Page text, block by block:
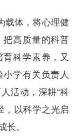
载体，将心理健
把高质量的科普
科学素养，又
学有关负责人
活动，深耕“科
，以科学之光启
长。